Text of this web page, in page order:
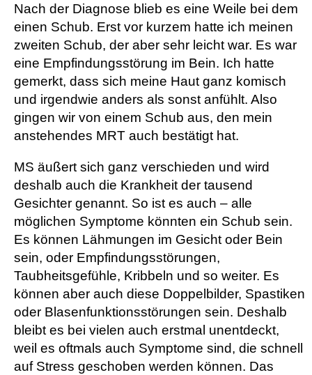
Nach der Diagnose blieb es eine Weile bei dem
einen Schub. Erst vor kurzem hatte ich meinen
zweiten Schub, der aber sehr leicht war. Es war
eine Empfindungsstörung im Bein. Ich hatte
gemerkt, dass sich meine Haut ganz komisch
und irgendwie anders als sonst anfühlt. Also
gingen wir von einem Schub aus, den mein
anstehendes MRT auch bestätigt hat.
MS äußert sich ganz verschieden und wird
deshalb auch die Krankheit der tausend
Gesichter genannt. So ist es auch – alle
möglichen Symptome könnten ein Schub sein.
Es können Lähmungen im Gesicht oder Bein
sein, oder Empfindungsstörungen,
Taubheitsgefühle, Kribbeln und so weiter. Es
können aber auch diese Doppelbilder, Spastiken
oder Blasenfunktionsstörungen sein. Deshalb
bleibt es bei vielen auch erstmal unentdeckt,
weil es oftmals auch Symptome sind, die schnell
auf Stress geschoben werden können. Das